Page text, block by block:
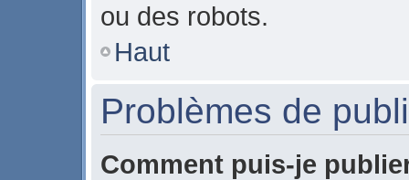
ou des robots.
Haut
Problèmes de
Comment puis-je